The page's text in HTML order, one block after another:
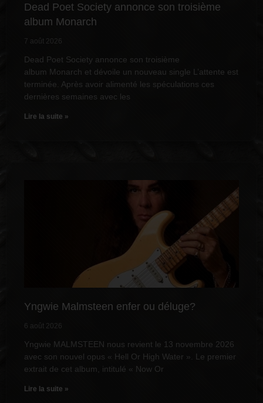
Dead Poet Society annonce son troisième
album Monarch
7 août 2026
Dead Poet Society annonce son troisième
album Monarch et dévoile un nouveau single L’attente est
terminée. Après avoir alimenté les spéculations ces
dernières semaines avec les
Lire la suite »
Yngwie Malmsteen enfer ou déluge?
6 août 2026
Yngwie MALMSTEEN nous revient le 13 novembre 2026
avec son nouvel opus « Hell Or High Water ». Le premier
extrait de cet album, intitulé « Now Or
Lire la suite »